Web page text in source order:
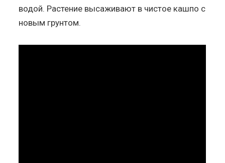
водой. Растение высаживают в чистое кашпо с
новым грунтом.